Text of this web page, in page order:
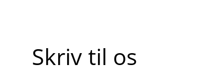
Skriv til os